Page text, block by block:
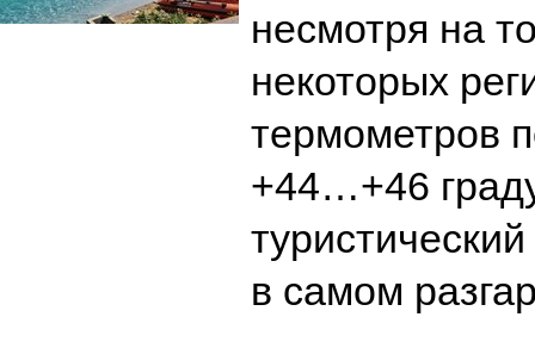
несмотря на
некоторых
термометров
+44…+46
в самом